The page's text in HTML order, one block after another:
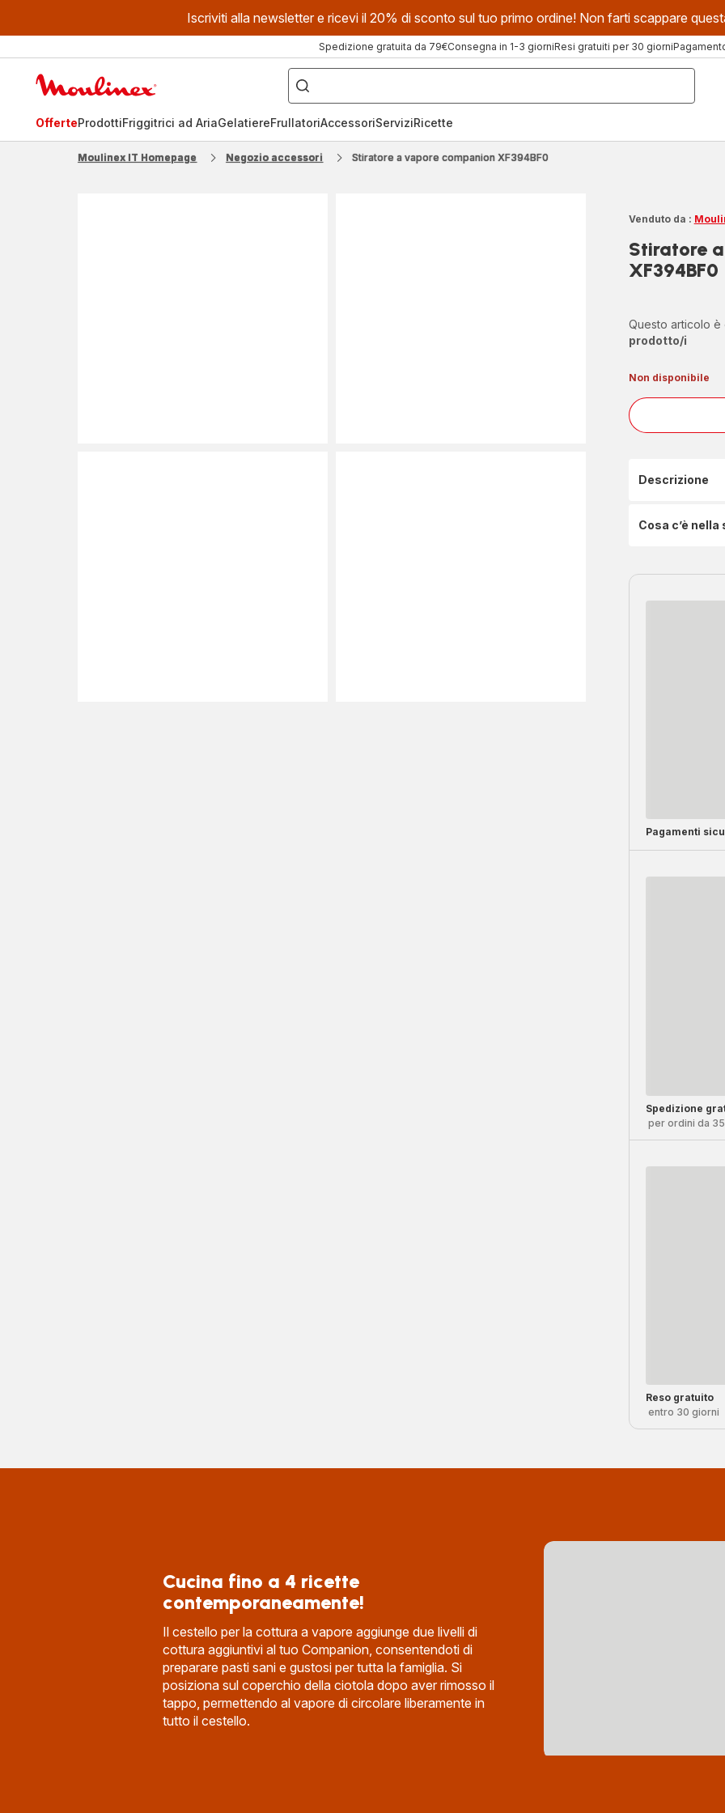
Iscriviti alla newsletter e ricevi il 20% di sconto sul tuo primo ordine! Non farti scappare
Spedizione gratuita da 79€Consegna in 1-3 giorniResi gratuiti per 30 giorni
Cosa
stai
cercando?
OfferteProdottiFriggitrici ad AriaGelatiereFrullatoriAccessoriServiziRicette
Moulinex IT Homepage Negozio accessori Stiratore a vapore companion XF394BF0
Venduto da :
Stiratore
XF394BF0
Questo articolo
prodotto/i
Non disponibile
Descrizione
Cosa c’è
Pagamenti
Spedizione
per ordini da
Reso gratuito
entro 30 giorni
Cucina fino a 4 ricette
contemporaneamente!
Il cestello per la cottura a vapore aggiunge due livelli di
cottura aggiuntivi al tuo Companion, consentendoti di
preparare pasti sani e gustosi per tutta la famiglia. Si
posiziona sul coperchio della ciotola dopo aver rimosso il
tappo, permettendo al vapore di circolare liberamente in
tutto il cestello.